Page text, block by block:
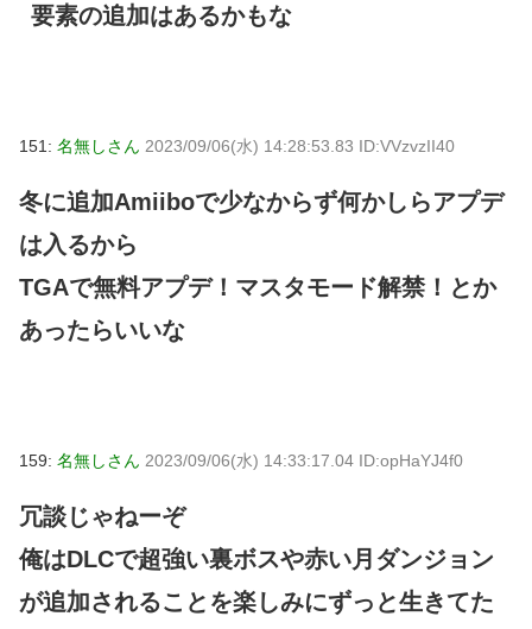
要素の追加はあるかもな
151: 名無しさん 2023/09/06(水) 14:28:53.83 ID:VVzvzII40
冬に追加Amiiboで少なからず何かしらアプデ
は入るから
TGAで無料アプデ！マスタモード解禁！とか
あったらいいな
159: 名無しさん 2023/09/06(水) 14:33:17.04 ID:opHaYJ4f0
冗談じゃねーぞ
俺はDLCで超強い裏ボスや赤い月ダンジョン
が追加されることを楽しみにずっと生きてた